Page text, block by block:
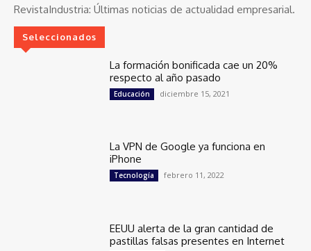
RevistaIndustria: Últimas noticias de actualidad empresarial.
Seleccionados
La formación bonificada cae un 20%
respecto al año pasado
Educación diciembre 15, 2021
La VPN de Google ya funciona en
iPhone
Tecnología febrero 11, 2022
EEUU alerta de la gran cantidad de
pastillas falsas presentes en Internet